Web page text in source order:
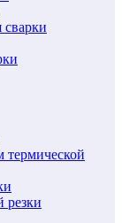
термической